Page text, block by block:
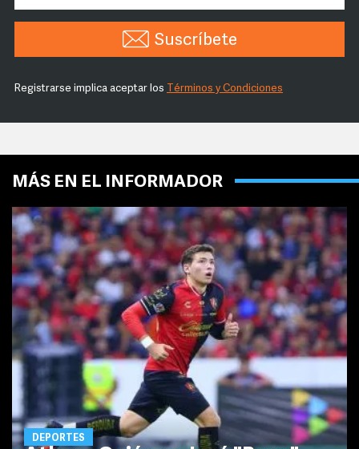
Suscríbete
Registrarse implica aceptar los Términos y Condiciones
MÁS EN EL INFORMADOR
DEPORTES